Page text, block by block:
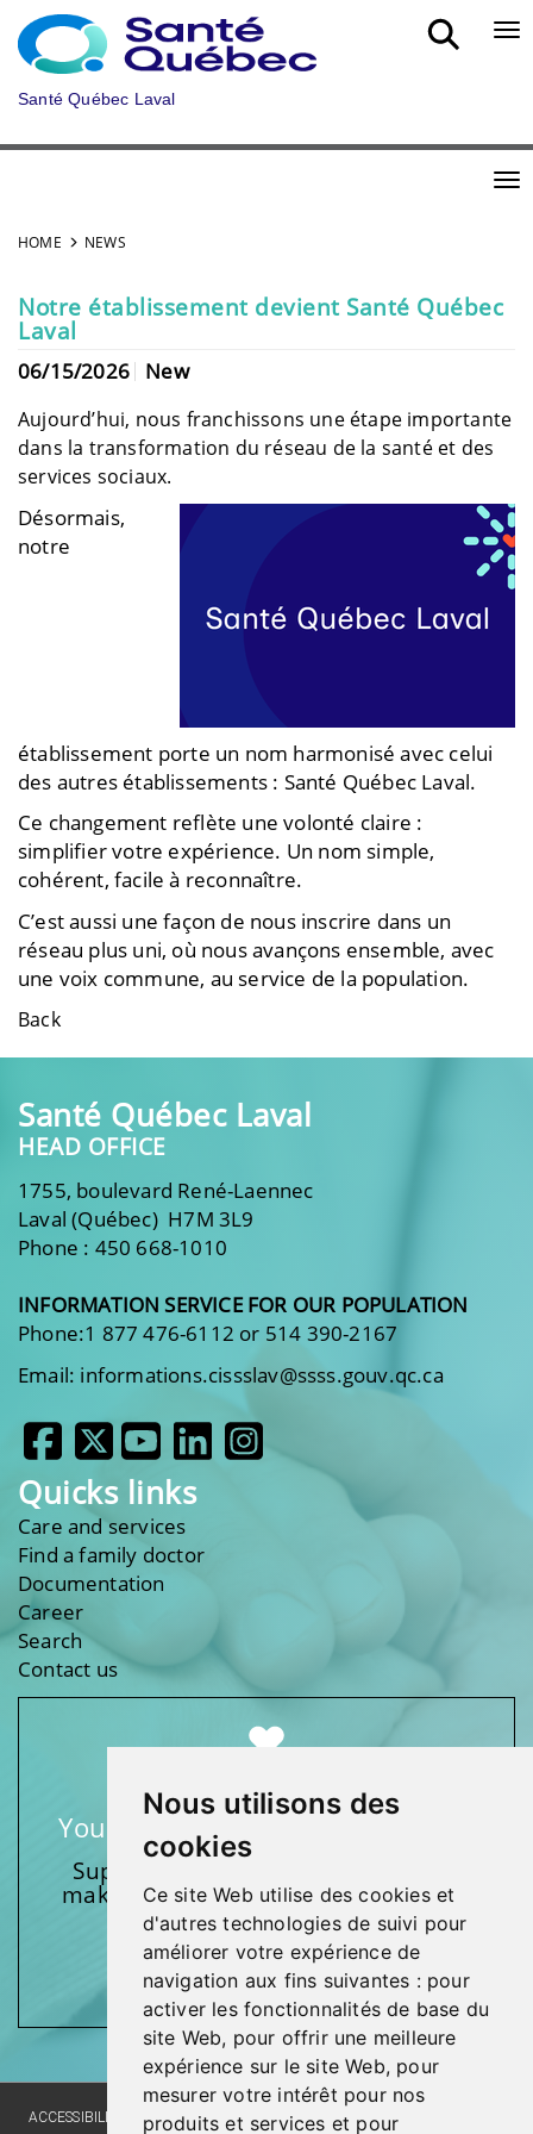
Nous utilisons des
cookies
Ce site Web utilise des cookies et
d'autres technologies de suivi pour
améliorer votre expérience de
navigation aux fins suivantes : pour
activer les fonctionnalités de base du
site Web, pour offrir une meilleure
expérience sur le site Web, pour
mesurer votre intérêt pour nos
produits et services et pour
Skip to main content
Santé Québec Laval
HOME NEWS
Notre établissement devient Santé Québec
Laval
06/15/2026 New
Aujourd’hui, nous franchissons une étape importante
dans la transformation du réseau de la santé et des
services sociaux.
Désormais,
notre
établissement porte un nom harmonisé avec celui
des autres établissements : Santé Québec Laval.
Ce changement reflète une volonté claire :
simplifier votre expérience. Un nom simple,
cohérent, facile à reconnaître.
C’est aussi une façon de nous inscrire dans un
réseau plus uni, où nous avançons ensemble, avec
une voix commune, au service de la population.
Back
Santé Québec Laval
HEAD OFFICE
1755, boulevard René-Laennec
Laval (Québec) H7M 3L9
Phone : 450 668-1010
INFORMATION SERVICE FOR OUR POPULATION
Phone:1 877 476-6112 or 514 390-2167
Email: informations.cissslav@ssss.gouv.qc.ca
Quicks links
Care and services
Find a family doctor
Documentation
Career
Search
Contact us
Your support makes a difference
Support one of our foundations by
making a donation and participating
in activities.
Give generously!
ACCESSIBILITY SITE MAP LANGUAGE POLICY PRIVACY POLICY